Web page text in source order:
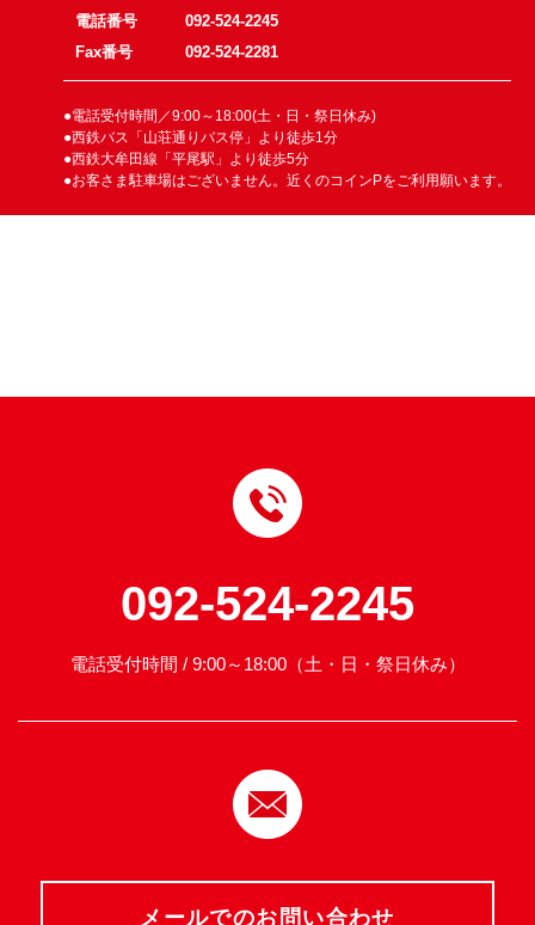
電話番号
092-524-2245
Fax番号
092-524-2281
●電話受付時間／9:00～18:00(土・日・祭日休み)
●西鉄バス「山荘通りバス停」より徒歩1分
●西鉄大牟田線「平尾駅」より徒歩5分
●お客さま駐車場はございません。近くのコインPをご利用願います。
092-524-2245
電話受付時間 / 9:00～18:00（土・日・祭日休み）
メールでのお問い合わせ